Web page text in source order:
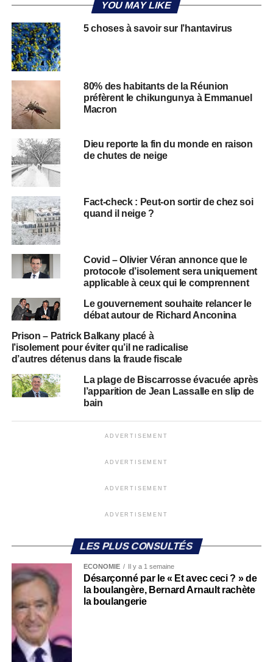
YOU MAY LIKE
5 choses à savoir sur l’hantavirus
80% des habitants de la Réunion
préfèrent le chikungunya à Emmanuel
Macron
Dieu reporte la fin du monde en raison
de chutes de neige
Fact-check : Peut-on sortir de chez soi
quand il neige ?
Covid – Olivier Véran annonce que le
protocole d’isolement sera uniquement
applicable à ceux qui le comprennent
Le gouvernement souhaite relancer le
débat autour de Richard Anconina
Prison – Patrick Balkany placé à
l’isolement pour éviter qu’il ne radicalise
d’autres détenus dans la fraude fiscale
La plage de Biscarrosse évacuée après
l’apparition de Jean Lassalle en slip de
bain
ADVERTISEMENT
ADVERTISEMENT
ADVERTISEMENT
ADVERTISEMENT
LES PLUS CONSULTÉS
ECONOMIE Il y a 1 semaine
Désarçonné par le « Et avec ceci ? » de
la boulangère, Bernard Arnault rachète
la boulangerie